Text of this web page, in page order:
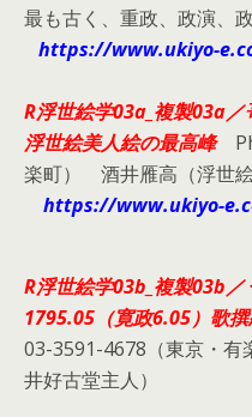
最も古く、重政、政演、
https://www.ukiyo-
R浮世絵学03a_複製03a
浮世絵美人絵の最高峰
楽町） 酒井雁高（浮世絵
https://www.ukiyo-
R浮世絵学03b_複製03b
1795.05（寛政6.05）歌撰
03-3591-4678（東京・
井好古堂主人）